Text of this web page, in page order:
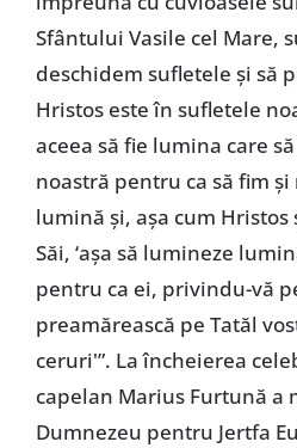
Sfântului Vasile cel Mare,
deschidem sufletele şi să
Hristos este în sufletele
aceea să fie lumina care
noastră pentru ca să fim
lumină şi, aşa cum
Săi, ‘aşa să lumineze
pentru ca ei, privindu-vă
preamărească pe Tatăl
ceruri'”. La încheierea
capelan Marius Furtună a
Dumnezeu pentru Jertfa